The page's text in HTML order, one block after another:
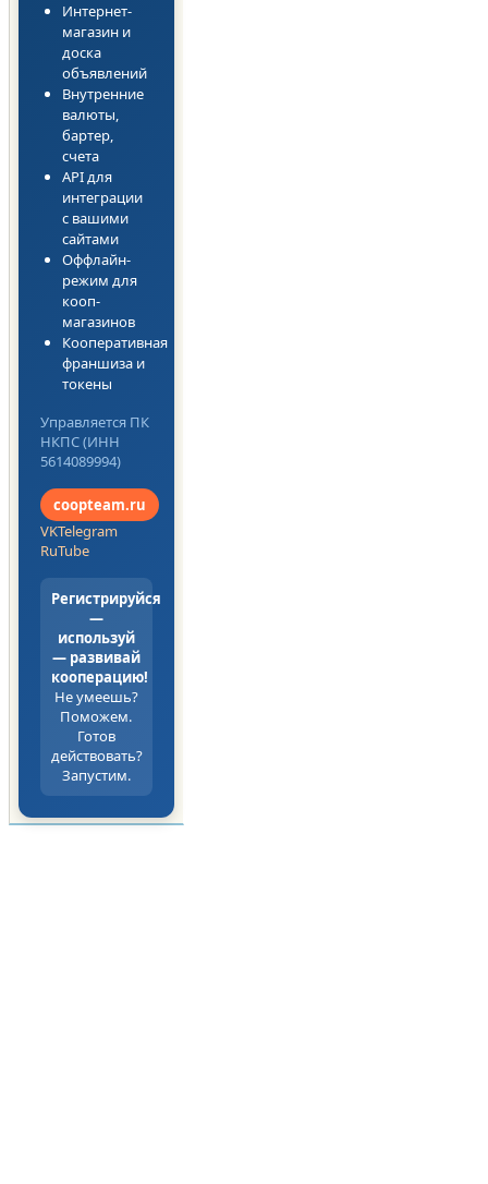
Интернет-
магазин и
доска
объявлений
Внутренние
валюты,
бартер,
счета
API для
интеграции
с вашими
сайтами
Оффлайн-
режим для
кооп-
магазинов
Кооперативная
франшиза и
токены
Управляется ПК
НКПС (ИНН
5614089994)
coopteam.ru
VKTelegram
RuTube
Регистрируйся
—
используй
— развивай
кооперацию!
Не умеешь?
Поможем.
Готов
действовать?
Запустим.